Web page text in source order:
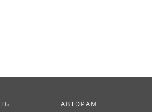
АВТОРАМ